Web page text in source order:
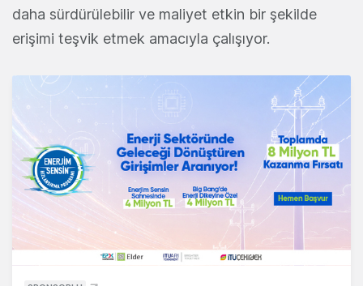
daha sürdürülebilir ve maliyet etkin bir şekilde
erişimi teşvik etmek amacıyla çalışıyor.